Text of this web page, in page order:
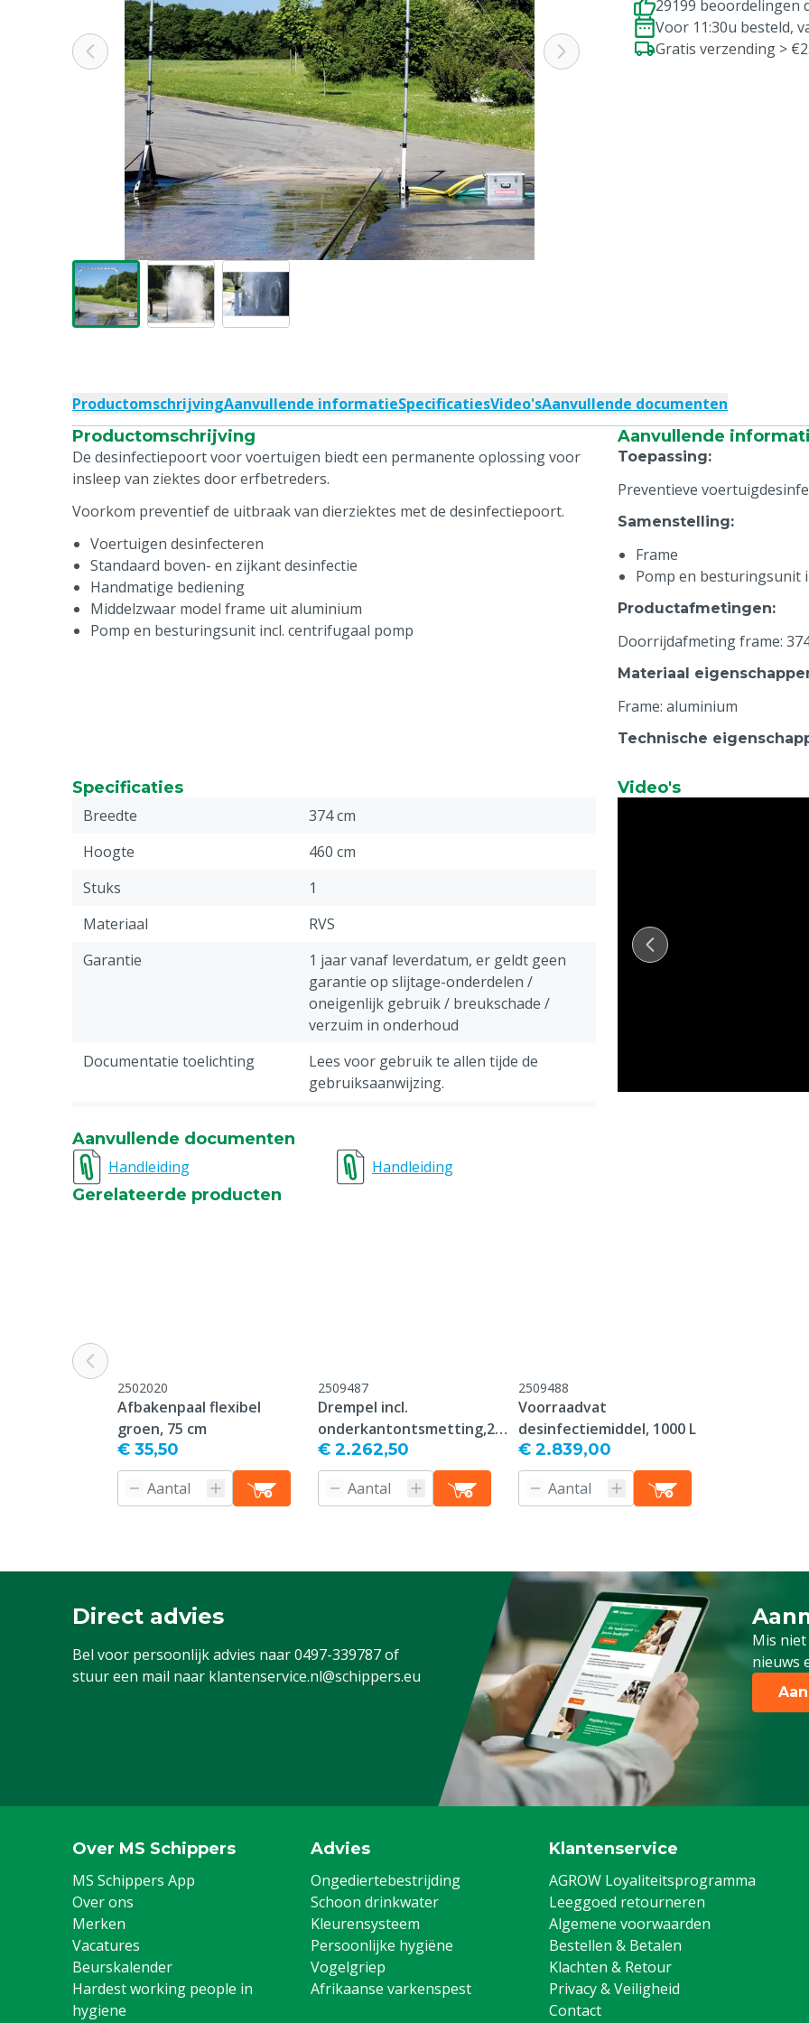
29199 beoordelingen
Voor 11:30u besteld,
Gratis verzending >
ProductomschrijvingAanvullende informatieSpecificatiesVideo'sAanvullende documenten
Productomschrijving
De desinfectiepoort voor voertuigen biedt een permanente oplossing voor
insleep van ziektes door erfbetreders.
Voorkom preventief de uitbraak van dierziektes met de desinfectiepoort.
Voertuigen desinfecteren
Standaard boven- en zijkant desinfectie
Handmatige bediening
Middelzwaar model frame uit aluminium
Pomp en besturingsunit incl. centrifugaal pomp
Aanvullende
Toepassing:
Preventieve
Samenstelling:
Frame
Pomp en besturingsunit
Productafmetingen:
Doorrijdafmeting frame:
Materiaal
Frame: aluminium
Technische
Bijzonderheden:
Specificaties
Breedte
374 cm
Hoogte
460 cm
Stuks
1
Materiaal
RVS
Garantie
1 jaar vanaf leverdatum, er geldt geen
garantie op slijtage-onderdelen /
oneigenlijk gebruik / breukschade /
verzuim in onderhoud
Documentatie toelichting
Lees voor gebruik te allen tijde de
gebruiksaanwijzing.
Diergroep
Rundvee, Varkens, Pluimvee, Schapen,
Geiten, Overig
Spanning
Schakelaar
Geen
Video's
Aanvullende documenten
Handleiding
Handleiding
Gerelateerde producten
2502020
Afbakenpaal flexibel
groen, 75 cm
€ 35,50
2509487
Drempel incl.
onderkantontsmetting,2-
dlg
€ 2.262,50
2509488
Voorraadvat
desinfectiemiddel, 1000 L
€ 2.839,00
Direct advies
Bel voor persoonlijk advies naar0497-339787of
stuur een mail naar klantenservice.nl@schippers.eu
Mis
nieuws
Schrijf
Over MS Schippers
MS Schippers App
Over ons
Merken
Vacatures
Beurskalender
Hardest working people in
hygiene
Advies
Ongediertebestrijding
Schoon drinkwater
Kleurensysteem
Persoonlijke hygiëne
Vogelgriep
Afrikaanse varkenspest
Klantenservice
AGROW Loyaliteitsprogramma
Leeggoed retourneren
Algemene voorwaarden
Bestellen & Betalen
Klachten & Retour
Privacy & Veiligheid
Contact